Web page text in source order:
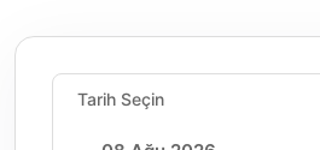
Tarih Seçin